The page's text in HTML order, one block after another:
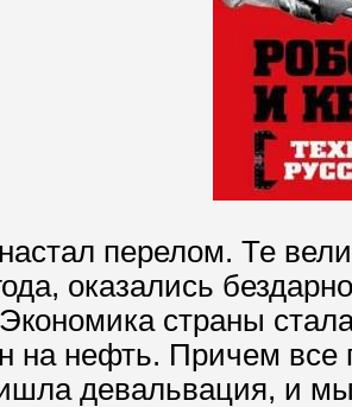
настал перелом. Те
оказались
страны
на нефть. Причем все
девальвация, и